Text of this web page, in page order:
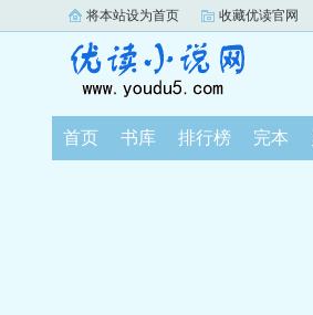
将本站设为首页 收藏优读官网
首页 书库 排行榜 完本